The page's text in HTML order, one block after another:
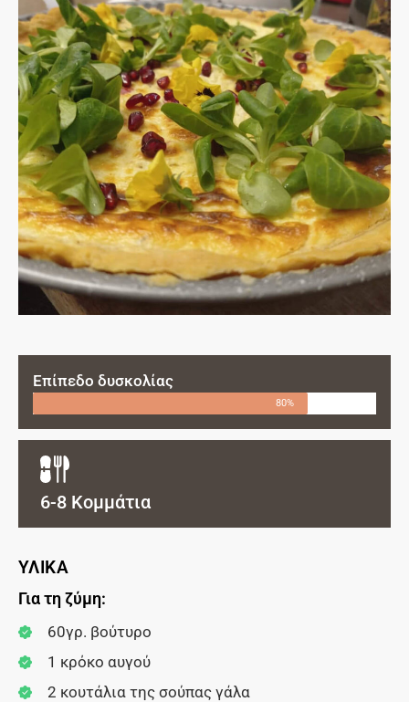
Επίπεδο δυσκολίας
80%
6-8 Κομμάτια
ΥΛΙΚΑ
Για τη ζύμη:
60γρ. βούτυρο
1 κρόκο αυγού
2 κουτάλια της σούπας γάλα